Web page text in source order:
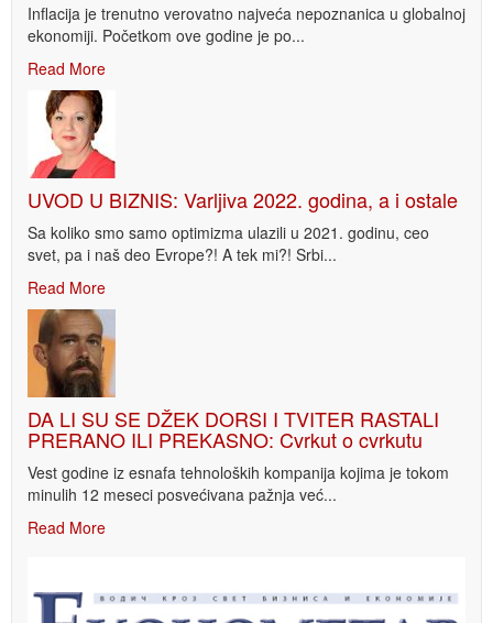
Inflacija je trenutno verovatno najveća nepoznanica u globalnoj
ekonomiji. Početkom ove godine je po...
Read More
UVOD U BIZNIS: Varljiva 2022. godina, a i ostale
Sa koliko smo samo optimizma ulazili u 2021. godinu, ceo
svet, pa i naš deo Evrope?! A tek mi?! Srbi...
Read More
DA LI SU SE DŽEK DORSI I TVITER RASTALI
PRERANO ILI PREKASNO: Cvrkut o cvrkutu
Vest godine iz esnafa tehnoloških kompanija kojima je tokom
minulih 12 meseci posvećivana pažnja već...
Read More